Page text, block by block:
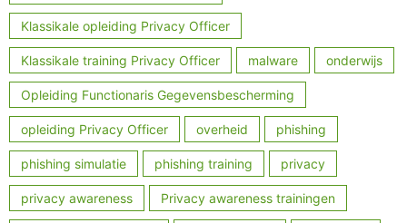
Klassikale opleiding Privacy Officer
Klassikale training Privacy Officer malware onderwijs
Opleiding Functionaris Gegevensbescherming
opleiding Privacy Officer overheid phishing
phishing simulatie phishing training privacy
privacy awareness Privacy awareness trainingen